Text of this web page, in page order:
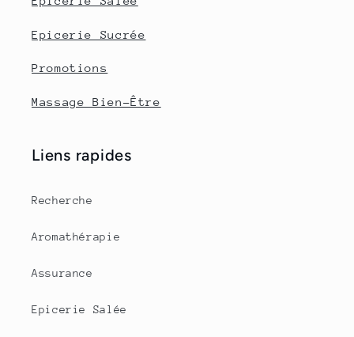
Epicerie Sucrée
Promotions
Massage Bien-Être
Liens rapides
Recherche
Aromathérapie
Assurance
Epicerie Salée